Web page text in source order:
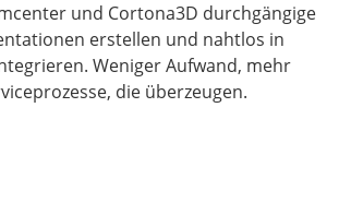
und Cortona3D durchgängige
erstellen und nahtlos in
Weniger Aufwand, mehr
die überzeugen.